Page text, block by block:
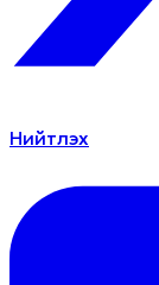
Нийтлэх